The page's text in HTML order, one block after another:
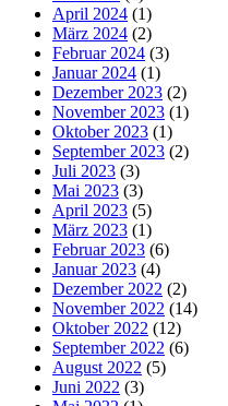
April 2024 (1)
März 2024 (2)
Februar 2024 (3)
Januar 2024 (1)
Dezember 2023 (2)
November 2023 (1)
Oktober 2023 (1)
September 2023 (2)
Juli 2023 (3)
Mai 2023 (3)
April 2023 (5)
März 2023 (1)
Februar 2023 (6)
Januar 2023 (4)
Dezember 2022 (2)
November 2022 (14)
Oktober 2022 (12)
September 2022 (6)
August 2022 (5)
Juni 2022 (3)